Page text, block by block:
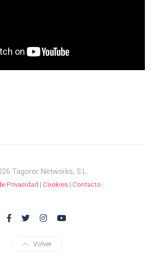
Tagoror Networks, S.L.
Privacidad | Cookies| Contacto
Volver